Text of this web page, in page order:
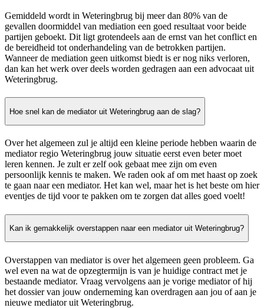
Gemiddeld wordt in Weteringbrug bij meer dan 80% van de
gevallen doormiddel van mediation een goed resultaat voor beide
partijen geboekt. Dit ligt grotendeels aan de ernst van het conflict en
de bereidheid tot onderhandeling van de betrokken partijen.
Wanneer de mediation geen uitkomst biedt is er nog niks verloren,
dan kan het werk over deels worden gedragen aan een advocaat uit
Weteringbrug.
Hoe snel kan de mediator uit Weteringbrug aan de slag?
Over het algemeen zul je altijd een kleine periode hebben waarin de
mediator regio Weteringbrug jouw situatie eerst even beter moet
leren kennen. Je zult er zelf ook gebaat mee zijn om even
persoonlijk kennis te maken. We raden ook af om met haast op zoek
te gaan naar een mediator. Het kan wel, maar het is het beste om hier
eventjes de tijd voor te pakken om te zorgen dat alles goed voelt!
Kan ik gemakkelijk overstappen naar een mediator uit Weteringbrug?
Overstappen van mediator is over het algemeen geen probleem. Ga
wel even na wat de opzegtermijn is van je huidige contract met je
bestaande mediator. Vraag vervolgens aan je vorige mediator of hij
het dossier van jouw onderneming kan overdragen aan jou of aan je
nieuwe mediator uit Weteringbrug.